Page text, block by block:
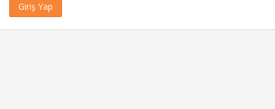
Giriş Yap